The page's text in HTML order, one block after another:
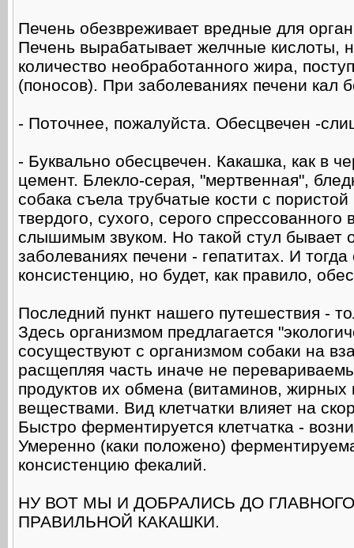
Печень обезвреживает вредные для
Печень вырабатывает желчные
количество необработанного жира,
(поносов). При заболеваниях печени кал
- Поточнее, пожалуйста. Обесцвечен -
- Буквально обесцвечен. Какашка, как в
цемент. Блекло-серая, "мертвенная",
собака съела трубчатые кости с
твердого, сухого, серого
слышимым звуком. Но такой стул бывает
заболеваниях печени - гепатитах. И
консистенцию, но будет, как правило,
Последний пункт нашего путешествия -
Здесь организмом предлагается
сосуществуют с организмом собаки на
расщепляя часть иначе не
продуктов их обмена (витаминов,
веществами. Вид клетчатки влияет на
Быстро ферментируется клетчатка -
Умеренно (каки положено)
консистенцию фекалий.
НУ ВОТ МЫ И ДОБРАЛИСЬ ДО
ПРАВИЛЬНОЙ КАКАШКИ.